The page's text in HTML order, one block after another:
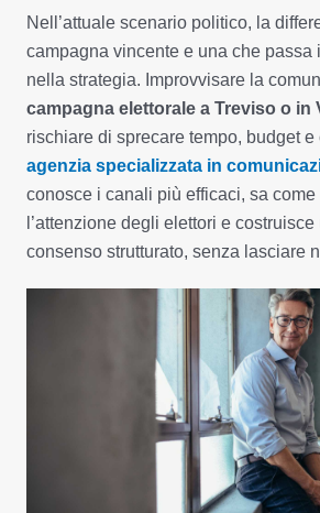
Nell’attuale scenario politico, la
campagna vincente e una che passa
nella strategia. Improvvisare la
campagna elettorale a Treviso o in
rischiare di sprecare tempo, budget
agenzia specializzata in
conosce i canali più efficaci, sa come
l’attenzione degli elettori e
consenso strutturato, senza lasciare